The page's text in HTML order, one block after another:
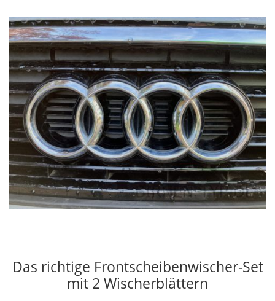
Das richtige Frontscheibenwischer-Set
mit 2 Wischerblättern